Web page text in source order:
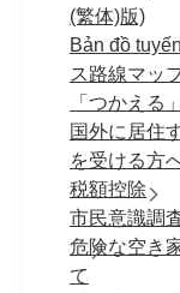
(繁体)版)
Bản đồ
ス路線マッ
「つかえる
国外に居住
を受ける方
税額控除
市民意識調
危険な空き
て